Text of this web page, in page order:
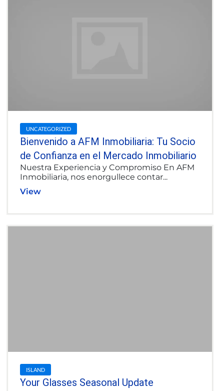
UNCATEGORIZED
Bienvenido a AFM Inmobiliaria: Tu Socio
de Confianza en el Mercado Inmobiliario
Nuestra Experiencia y Compromiso En AFM
Inmobiliaria, nos enorgullece contar...
View
ISLAND
Your Glasses Seasonal Update